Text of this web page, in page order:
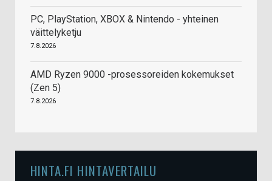
PC, PlayStation, XBOX & Nintendo - yhteinen
väittelyketju
7.8.2026
AMD Ryzen 9000 -prosessoreiden kokemukset
(Zen 5)
7.8.2026
HINTA.FI HINTAVERTAILU